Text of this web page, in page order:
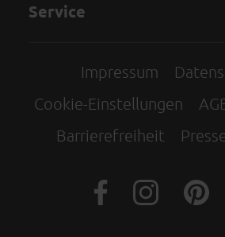
Service
Impressum
Cookie-Einstellungen
Barrierefreiheit